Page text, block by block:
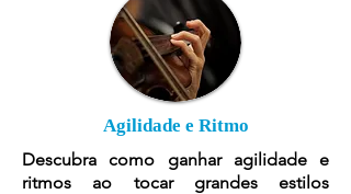
Agilidade e Ritmo
Descubra como ganhar agilidade e
ritmos ao tocar grandes estilos